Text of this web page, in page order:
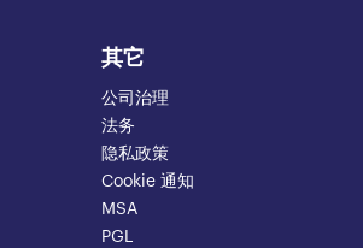
其它
公司治理
法务
隐私政策
Cookie 通知
MSA
PGL